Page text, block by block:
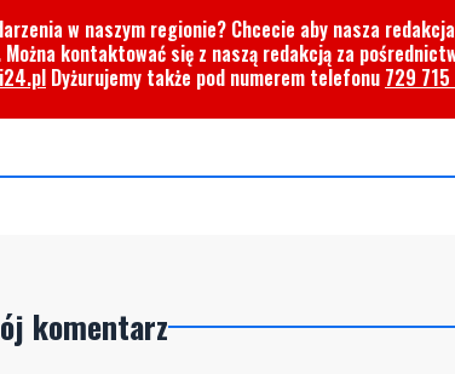
w naszym regionie? Chcecie aby nasza
kontaktować się z naszą redakcją za
Dyżurujemy także pod numerem telefonu 729
komentarz